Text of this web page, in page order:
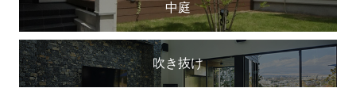
中庭
吹き抜け